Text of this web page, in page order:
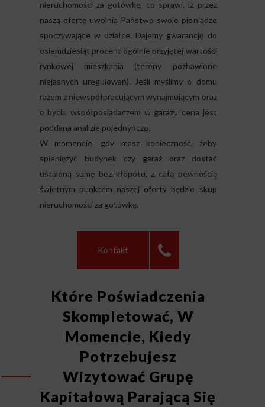
nieruchomości za gotówkę, co sprawi, iż przez
naszą ofertę uwolnią Państwo swoje pieniądze
spoczywające w działce. Dajemy gwarancję do
osiemdziesiąt procent ogólnie przyjętej wartości
rynkowej mieszkania (tereny pozbawione
niejasnych uregulowań). Jeśli myślimy o domu
razem z niewspółpracującym wynajmującym oraz
o byciu współposiadaczem w garażu cena jest
poddana analizie pojednyńczo.
W momencie, gdy masz konieczność, żeby
spieniężyć budynek czy garaż oraz dostać
ustaloną sumę bez kłopotu, z całą pewnością
świetnym punktem naszej oferty będzie skup
nieruchomości za gotówkę.
Kontakt
Które Poświadczenia
Skompletować, W
Momencie, Kiedy
Potrzebujesz
Wizytować Grupę
Kapitałową Parającą Się